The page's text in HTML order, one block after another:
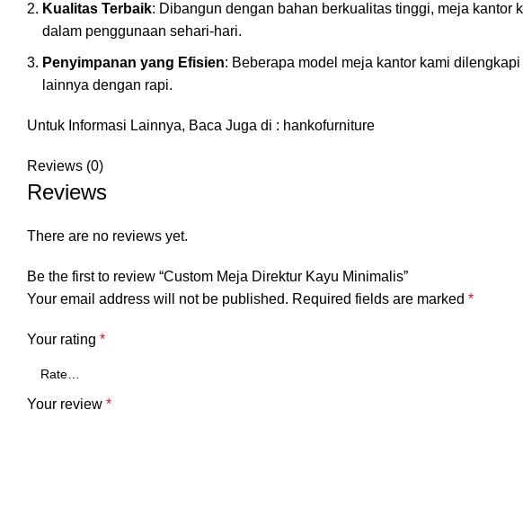
Kualitas Terbaik: Dibangun dengan bahan berkualitas tinggi, meja kantor
dalam penggunaan sehari-hari.
Penyimpanan yang Efisien: Beberapa model meja kantor kami
lainnya dengan rapi.
Untuk Informasi Lainnya, Baca Juga di : hankofurniture
Reviews (0)
Reviews
There are no reviews yet.
Be the first to review “Custom Meja Direktur Kayu Minimalis”
Your email address will not be published. Required fields are marked *
Your rating *
Your review *